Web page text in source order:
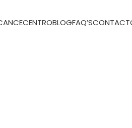
CENTROBLOGFAQ’S